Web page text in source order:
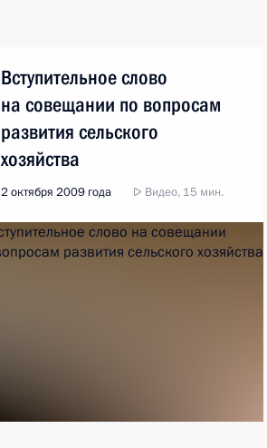
Вступительное слово
на совещании по вопросам
развития сельского
хозяйства
2 октября 2009 года Видео, 15 мин.